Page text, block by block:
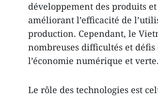
développement des produits
améliorant l’efficacité de
production. Cependant, le
nombreuses difficultés et défis
l’économie numérique et verte.
Le rôle des technologies est